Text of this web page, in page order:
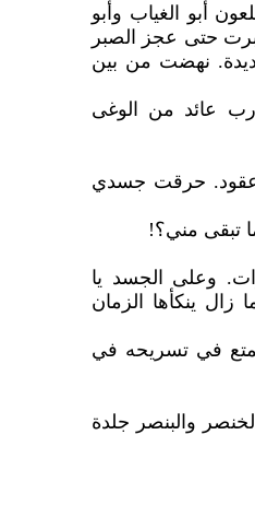
أبو الغياب وأبو
حتى عجز الصبر
نهضت من بين
عائد من الوغى
عقود. حرقت جسدي
تبقى مني؟!
وعلى الجسد يا
ينكأها الزمان
في تسريحه في
والبنصر جلدة